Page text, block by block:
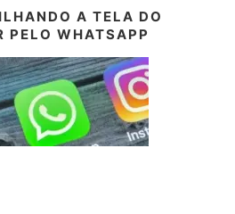
A TELA DO
PELO WHATSAPP